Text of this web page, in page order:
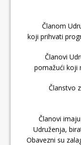
Članom
koji prihvati
Članovi
pomažući koji
Članstvo
Članovi imaju
Udruženja,
Obavezni su